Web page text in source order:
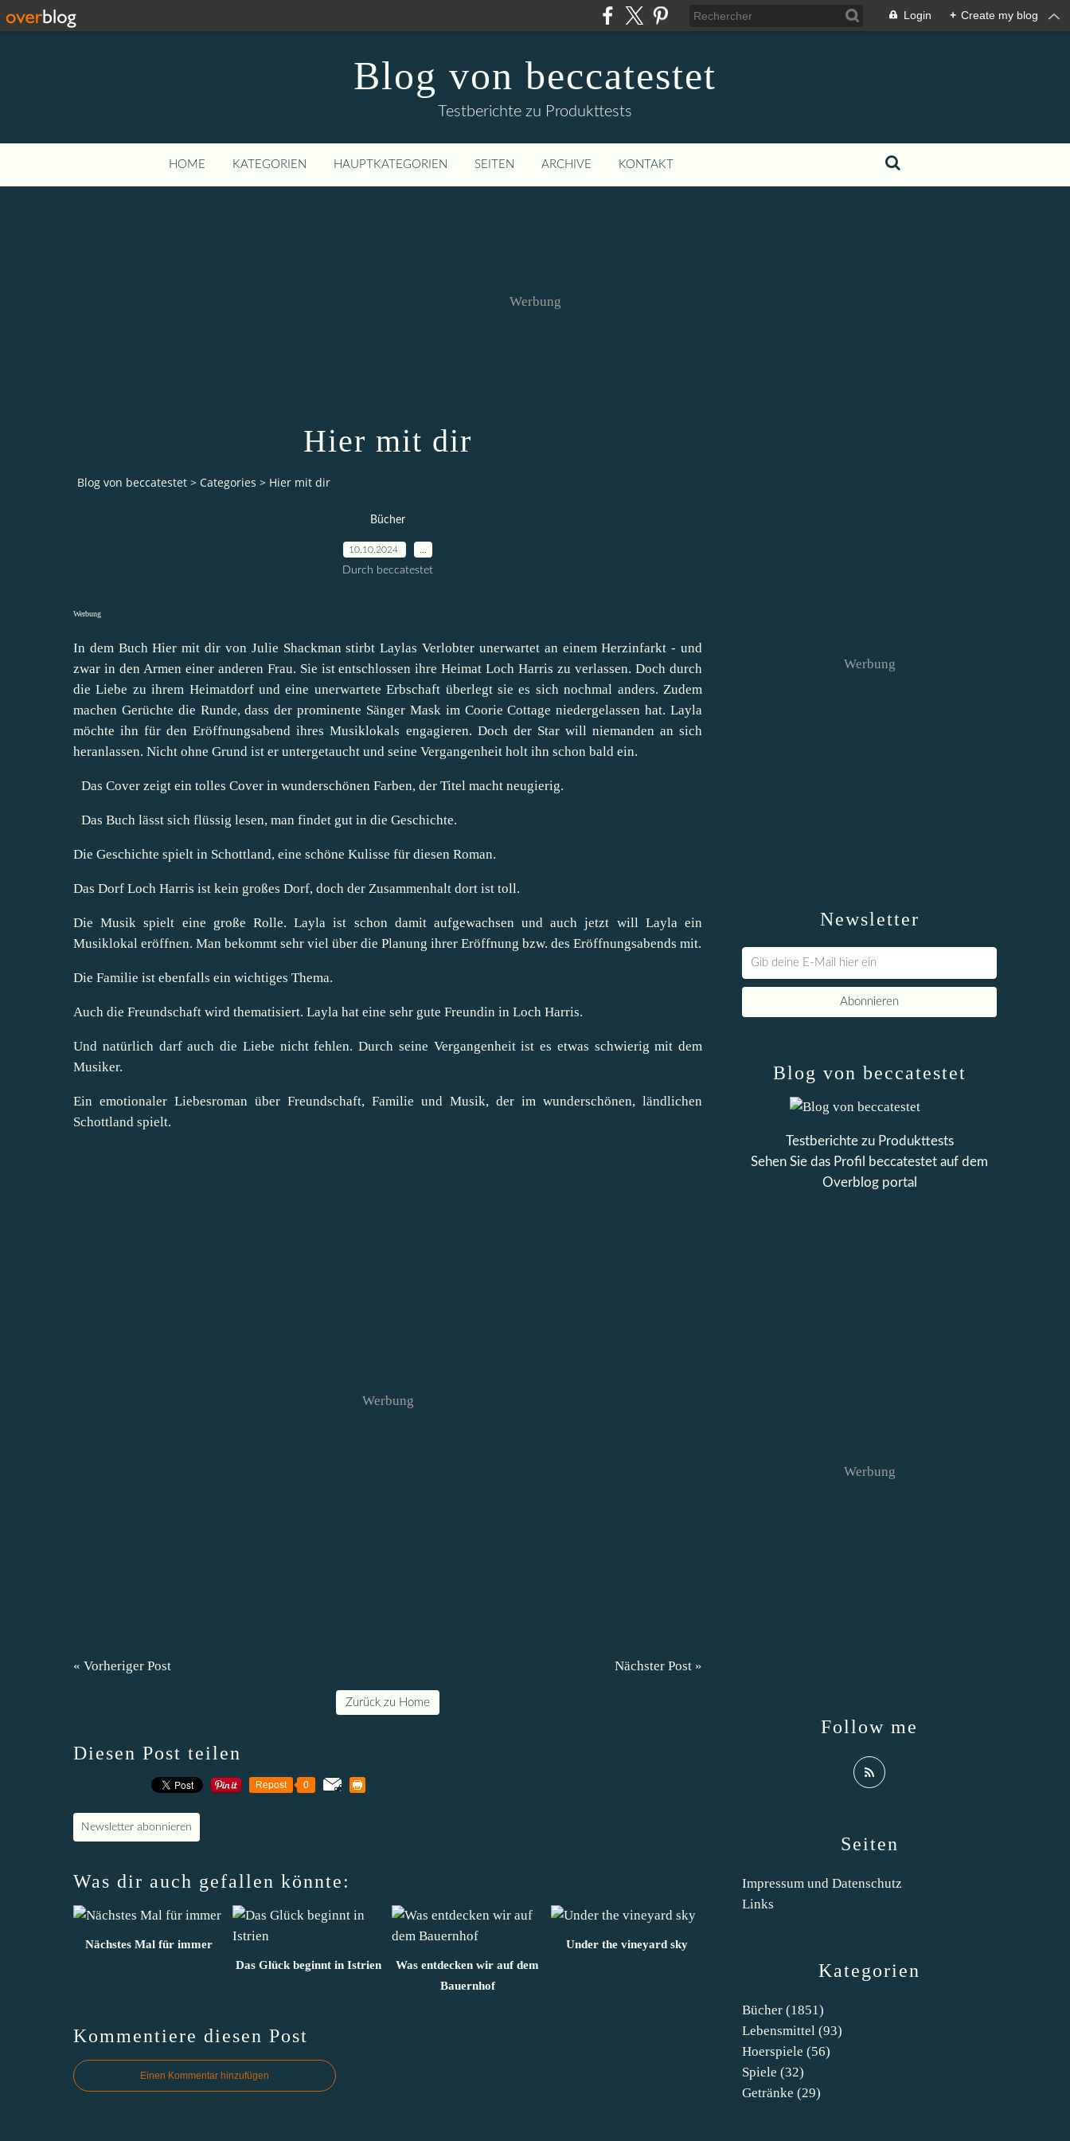
Login + Create my blog
Blog von beccatestet
Testberichte zu Produkttests
HOME KATEGORIEN HAUPTKATEGORIEN SEITEN ARCHIVE KONTAKT
Werbung
Hier mit dir
Blog von beccatestet > Categories > Hier mit dir
Bücher
10.10.2024
Durch beccatestet
Werbung
In dem Buch Hier mit dir von Julie Shackman stirbt Laylas Verlobter unerwartet an einem Herzinfarkt - und
zwar in den Armen einer anderen Frau. Sie ist entschlossen ihre Heimat Loch Harris zu verlassen. Doch durch
die Liebe zu ihrem Heimatdorf und eine unerwartete Erbschaft überlegt sie es sich nochmal anders. Zudem
machen Gerüchte die Runde, dass der prominente Sänger Mask im Coorie Cottage niedergelassen hat. Layla
möchte ihn für den Eröffnungsabend ihres Musiklokals engagieren. Doch der Star will niemanden an sich
heranlassen. Nicht ohne Grund ist er untergetaucht und seine Vergangenheit holt ihn schon bald ein.
Das Cover zeigt ein tolles Cover in wunderschönen Farben, der Titel macht neugierig.
Das Buch lässt sich flüssig lesen, man findet gut in die Geschichte.
Die Geschichte spielt in Schottland, eine schöne Kulisse für diesen Roman.
Das Dorf Loch Harris ist kein großes Dorf, doch der Zusammenhalt dort ist toll.
Die Musik spielt eine große Rolle. Layla ist schon damit aufgewachsen und auch jetzt will Layla ein
Musiklokal eröffnen. Man bekommt sehr viel über die Planung ihrer Eröffnung bzw. des Eröffnungsabends mit.
Die Familie ist ebenfalls ein wichtiges Thema.
Auch die Freundschaft wird thematisiert. Layla hat eine sehr gute Freundin in Loch Harris.
Und natürlich darf auch die Liebe nicht fehlen. Durch seine Vergangenheit ist es etwas schwierig mit dem
Musiker.
Ein emotionaler Liebesroman über Freundschaft, Familie und Musik, der im wunderschönen, ländlichen
Schottland spielt.
Werbung
« Vorheriger Post Nächster Post »
Zurück zu Home
Diesen Post teilen
Repost 0
Newsletter abonnieren
Was dir auch gefallen könnte:
Nächstes Mal für immer
Das Glück beginnt in Istrien
Was entdecken wir auf dem
Bauernhof
Under the vineyard sky
Kommentiere diesen Post
Einen Kommentar hinzufügen
Newsletter
Werbung
Kategorien
Bücher (1851)
Lebensmittel (93)
Hoerspiele (56)
Spiele (32)
Getränke (29)
Seiten
Impressum und Datenschutz
Links
Blog von beccatestet
Testberichte zu Produkttests
Sehen Sie das Profil
beccatestet auf dem
Overblog portal
Follow me
Werbung